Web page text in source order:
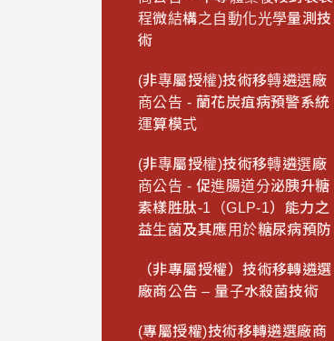
程微結構之自動化光學量測技
術
(非專屬授權)技術移轉遴選廠
商公告 - 蘭花炭疽病預警系統
運算模式
(非專屬授權)技術移轉遴選廠
商公告 - 促進腸道分泌胰升糖
素樣胜肽-1（GLP-1）能力之
益生菌及其應用於糖尿病預防
（非專屬授權）技術移轉遴選
廠商公告 – 量子水殺菌技術
(專屬授權)技術移轉遴選廠商